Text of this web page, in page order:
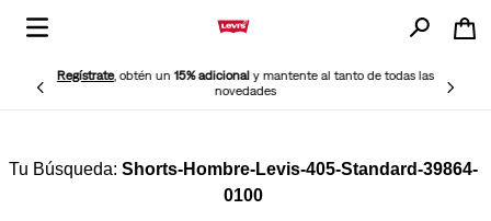
Regístrate, obtén un15% adicionaly mantente al tanto de todas las
novedades
Shorts-Hombre-Levis-405-Standard-39864-
0100